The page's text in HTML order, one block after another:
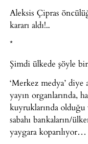
Aleksis Çipras
kararı aldı!..
*
Şimdi ülkede şöyle
‘Merkez medya’ diye
yayın organlarında,
kuyruklarında olduğu
sabahı bankaların/
yaygara koparılıyor…